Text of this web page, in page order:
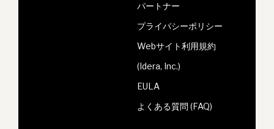
パートナー
プライバシーポリシー
Webサイト利用規約
(Idera, Inc.)
EULA
よくある質問 (FAQ)